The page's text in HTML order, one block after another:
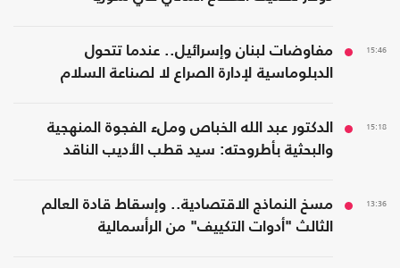
15:46
مفاوضات لبنان وإسرائيل.. عندما تتحول
الدبلوماسية لإدارة الصراع لا لصناعة السلام
15:18
الدكتور عبد الله الخباص وملء الفجوة المنهجية
والبحثية بأطروحته: سيد قطب الأديب الناقد
13:36
مسخ النماذج الاقتصادية.. وإسقاط قادة العالم
الثالث "أدوات التكييف" من الرأسمالية